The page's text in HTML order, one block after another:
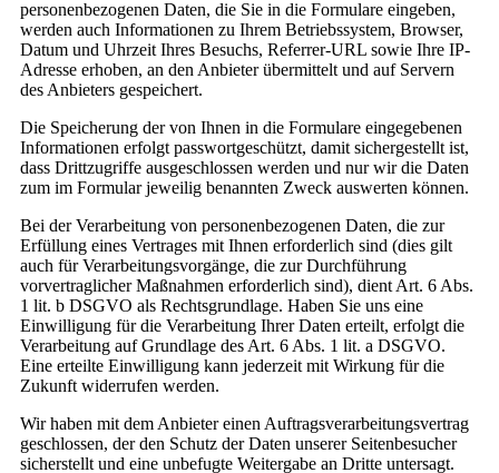
personenbezogenen Daten, die Sie in die Formulare eingeben,
werden auch Informationen zu Ihrem Betriebssystem, Browser,
Datum und Uhrzeit Ihres Besuchs, Referrer-URL sowie Ihre IP-
Adresse erhoben, an den Anbieter übermittelt und auf Servern
des Anbieters gespeichert.
Die Speicherung der von Ihnen in die Formulare eingegebenen
Informationen erfolgt passwortgeschützt, damit sichergestellt ist,
dass Drittzugriffe ausgeschlossen werden und nur wir die Daten
zum im Formular jeweilig benannten Zweck auswerten können.
Bei der Verarbeitung von personenbezogenen Daten, die zur
Erfüllung eines Vertrages mit Ihnen erforderlich sind (dies gilt
auch für Verarbeitungsvorgänge, die zur Durchführung
vorvertraglicher Maßnahmen erforderlich sind), dient Art. 6 Abs.
1 lit. b DSGVO als Rechtsgrundlage. Haben Sie uns eine
Einwilligung für die Verarbeitung Ihrer Daten erteilt, erfolgt die
Verarbeitung auf Grundlage des Art. 6 Abs. 1 lit. a DSGVO.
Eine erteilte Einwilligung kann jederzeit mit Wirkung für die
Zukunft widerrufen werden.
Wir haben mit dem Anbieter einen Auftragsverarbeitungsvertrag
geschlossen, der den Schutz der Daten unserer Seitenbesucher
sicherstellt und eine unbefugte Weitergabe an Dritte untersagt.